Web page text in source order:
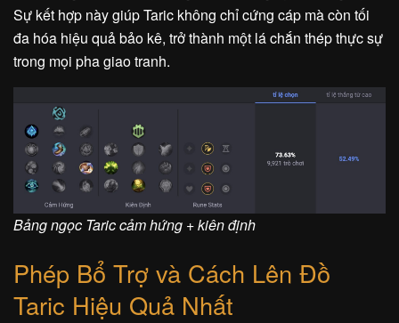
Sự kết hợp này giúp Taric không chỉ cứng cáp mà còn tối
đa hóa hiệu quả bảo kê, trở thành một lá chắn thép thực sự
trong mọi pha giao tranh.
Bảng ngọc Taric cảm hứng + kiên định
Phép Bổ Trợ và Cách Lên Đồ
Taric Hiệu Quả Nhất